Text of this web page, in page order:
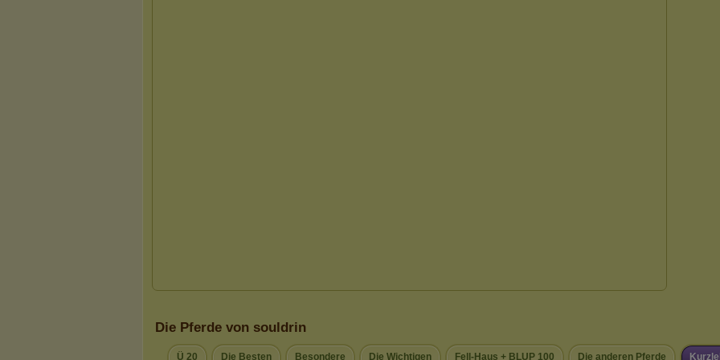
Die Pferde von souldrin
Ü 20 Die Besten Besondere Die Wichtigen Fell-Haus + BLUP 100 Die anderen Pferde